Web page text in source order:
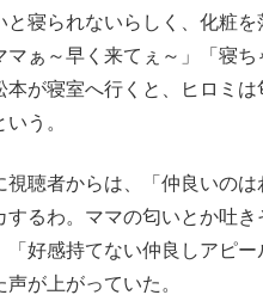
と寝られないらしく、化粧
マぁ～早く来てぇ～」「寝
本が寝室へ行くと、ヒロミ
う。
聴者からは、「仲良いの
するわ。ママの匂いとか吐
「好感持てない仲良しアピ
が上がっていた。